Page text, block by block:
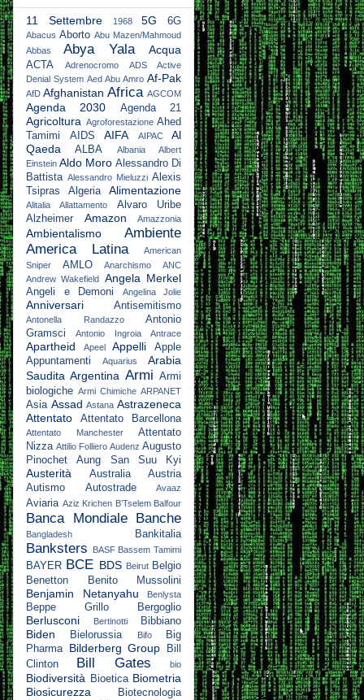
11 Settembre
1968 5G 6G
Abacus Aborto Abu Mazen/Mahmoud
Abbas
Abya Yala Acqua
ACTA Adrenocromo
ADS Active
Denial System Aed Abu Amro Af-Pak
AfD Afghanistan Africa AGCOM
Agenda 2030 Agenda 21
Agricoltura Agroforestazione Ahed
Tamimi
AIDS AIFA AIPAC
Al
Qaeda
ALBA Albania
Albert
Einstein Aldo Moro Alessandro Di
Battista Alessandro Mieluzzi Alexis
Tsipras
Algeria Alimentazione
Alitalia Allattamento
Alvaro Uribe
Alzheimer
Amazon Amazzonia
Ambientalismo
Ambiente
America Latina
American
Sniper
AMLO Anarchismo
ANC
Andrew Wakefield Angela Merkel
Angeli e Demoni Angelina Jolie
Anniversari Antisemitismo
Antonella Randazzo
Antonio
Gramsci
Antonio Ingroia Antrace
Apartheid Apeel Appelli
Apple
Appuntamenti
Aquarius
Arabia
Saudita Argentina Armi Armi
biologiche Armi Chimiche ARPANET
Asia Assad Astana Astrazeneca
Attentato
Attentato Barcellona
Attentato Manchester
Attentato
Nizza Attilio Folliero Audenz Augusto
Pinochet
Aung San Suu Kyi
Austerità Australia
Austria
Autismo
Autostrade Avaaz
Aviaria Aziz Krichen B’Tselem Balfour
Banca Mondiale Banche
Bangladesh Bankitalia
Banksters BASF Bassem Tamimi
BAYER BCE BDS Beirut Belgio
Benetton
Benito Mussolini
Benjamin Netanyahu Benlysta
Beppe Grillo Bergoglio
Berlusconi Bertinotti Bibbiano
Biden Bielorussia Bifo
Big
Pharma
Bilderberg Group
Bill
Clinton
Bill Gates bio
Biodiversità Bioetica Biometria
Biosicurezza
Biotecnologia